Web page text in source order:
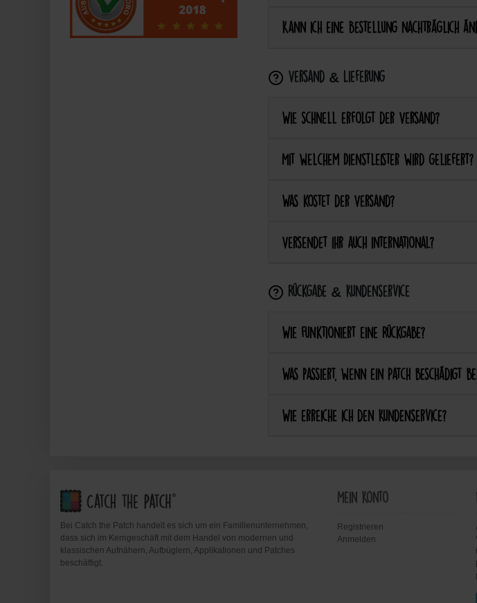
Kann ich eine Bestellung nachträglich
Versand & Lieferung
Wie schnell erfolgt der Versand?
Mit welchem Dienstleister wird geliefert?
Was kostet der Versand?
Versendet ihr auch international?
Rückgabe & Kundenservice
Wie funktioniert eine Rückgabe?
Was passiert, wenn ein Patch beschädigt
Wie erreiche ich den Kundenservice?
Bei Catch the Patch handelt es sich um ein Familienunternehmen,
dass sich im Kerngeschäft mit dem Handel von modernen und
klassischen Aufnähern, Aufbüglern, Applikationen und Patches
beschäftigt.
Mein Konto
Registrieren
Anmelden